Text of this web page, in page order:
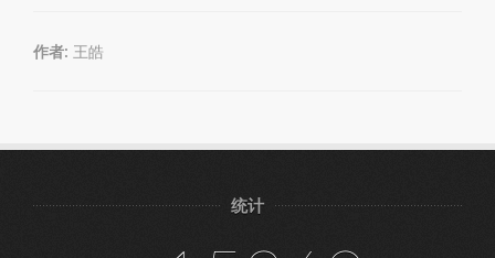
作者: 王皓
统计